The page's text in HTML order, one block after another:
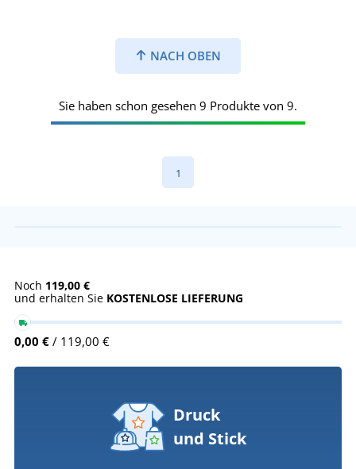
NACH OBEN
Sie haben schon gesehen 9 Produkte von 9.
1
Noch 119,00 €
und erhalten Sie KOSTENLOSE LIEFERUNG
0,00 € / 119,00 €
Druck
und Stick